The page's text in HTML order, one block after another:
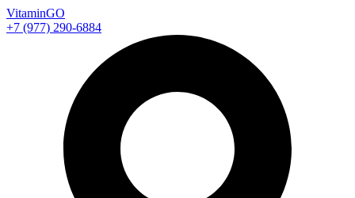
VitaminGO
+7 (977) 290-6884